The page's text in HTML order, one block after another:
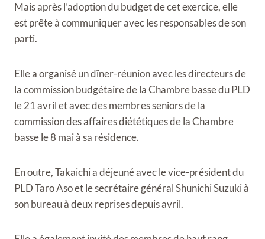
Mais après l’adoption du budget de cet exercice, elle
est prête à communiquer avec les responsables de son
parti.
Elle a organisé un dîner-réunion avec les directeurs de
la commission budgétaire de la Chambre basse du PLD
le 21 avril et avec des membres seniors de la
commission des affaires diététiques de la Chambre
basse le 8 mai à sa résidence.
En outre, Takaichi a déjeuné avec le vice-président du
PLD Taro Aso et le secrétaire général Shunichi Suzuki à
son bureau à deux reprises depuis avril.